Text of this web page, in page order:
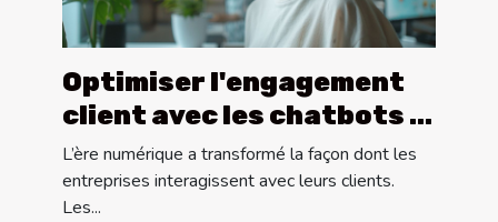
Optimiser l'engagement
client avec les chatbots :
stratégies et bénéfices
L’ère numérique a transformé la façon dont les
entreprises interagissent avec leurs clients.
Les...